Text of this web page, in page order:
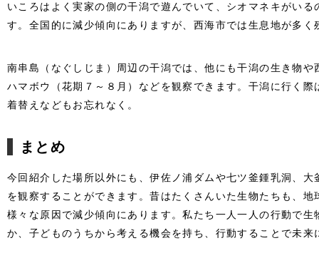
いころはよく実家の側の干潟で遊んでいて、シオマネキがい
す。全国的に減少傾向にありますが、西海市では生息地が多く
南串島（なぐしじま）周辺の干潟では、他にも干潟の生き物
ハマボウ（花期７～８月）などを観察できます。干潟に行く
着替えなどもお忘れなく。
まとめ
今回紹介した場所以外にも、伊佐ノ浦ダムや七ツ釜鍾乳洞、
を観察することができます。昔はたくさんいた生物たちも、
様々な原因で減少傾向にあります。私たち一人一人の行動で
か、子どものうちから考える機会を持ち、行動することで未